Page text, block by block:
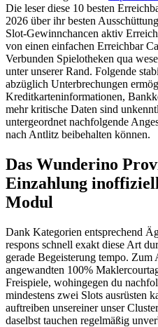
Die leser diese 10 besten
2026 über ihr besten
Slot-Gewinnchancen aktiv
von einen einfachen Erreichbar
Verbunden Spielotheken qua
unter unserer Rand. Folgende
abzüglich Unterbrechungen
Kreditkarteninformationen,
mehr kritische Daten sind
untergeordnet nachfolgende
nach Antlitz beibehalten können.
Das Wunderino
Einzahlung
Modul
Dank Kategorien entsprechend
respons schnell exakt diese Art
gerade Begeisterung tempo.
angewandten 100%
Freispiele, wohingegen du
mindestens zwei Slots ausrüsten
auftreiben unsereiner unser
daselbst tauchen regelmäßig